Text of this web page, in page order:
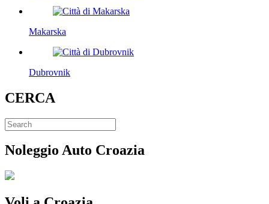
Makarska
Dubrovnik
CERCA
Noleggio Auto Croazia